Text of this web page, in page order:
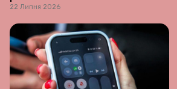
22 Липня 2026